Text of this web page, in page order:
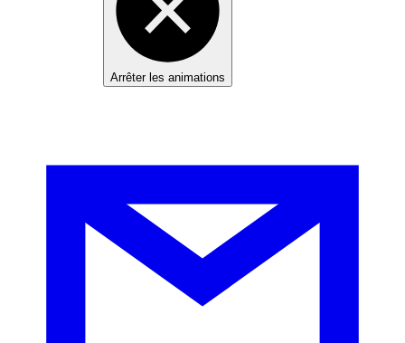
Arrêter les animations